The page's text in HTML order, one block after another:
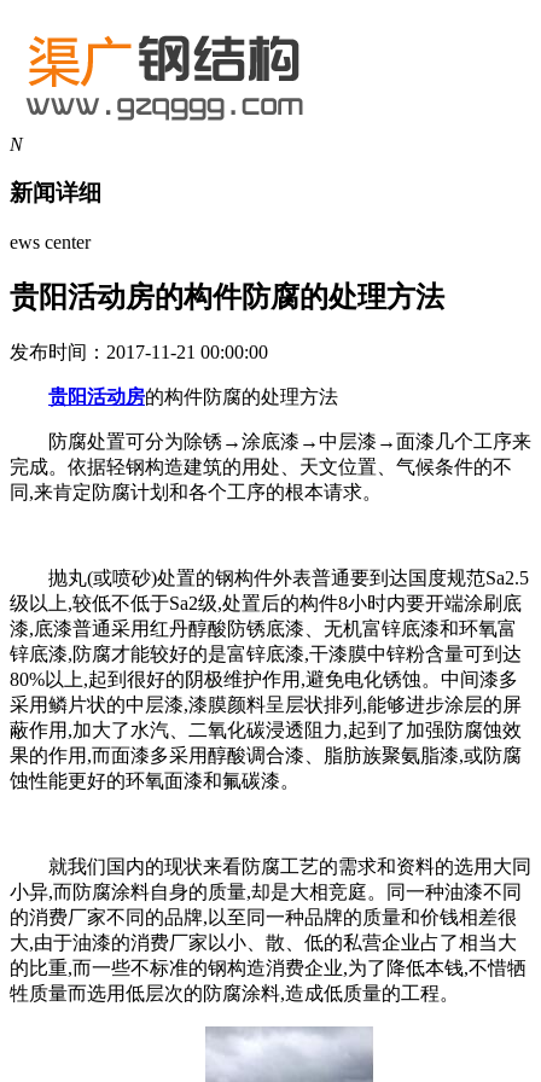
N
新闻详细
ews center
贵阳活动房的构件防腐的处理方法
发布时间：2017-11-21 00:00:00
贵阳活动房的构件防腐的处理方法
防腐处置可分为除锈→涂底漆→中层漆→面漆几个工序来
完成。依据轻钢构造建筑的用处、天文位置、气候条件的不
同,来肯定防腐计划和各个工序的根本请求。
抛丸(或喷砂)处置的钢构件外表普通要到达国度规范Sa2.5
级以上,较低不低于Sa2级,处置后的构件8小时内要开端涂刷底
漆,底漆普通采用红丹醇酸防锈底漆、无机富锌底漆和环氧富
锌底漆,防腐才能较好的是富锌底漆,干漆膜中锌粉含量可到达
80%以上,起到很好的阴极维护作用,避免电化锈蚀。中间漆多
采用鳞片状的中层漆,漆膜颜料呈层状排列,能够进步涂层的屏
蔽作用,加大了水汽、二氧化碳浸透阻力,起到了加强防腐蚀效
果的作用,而面漆多采用醇酸调合漆、脂肪族聚氨脂漆,或防腐
蚀性能更好的环氧面漆和氟碳漆。
就我们国内的现状来看防腐工艺的需求和资料的选用大同
小异,而防腐涂料自身的质量,却是大相竞庭。同一种油漆不同
的消费厂家不同的品牌,以至同一种品牌的质量和价钱相差很
大,由于油漆的消费厂家以小、散、低的私营企业占了相当大
的比重,而一些不标准的钢构造消费企业,为了降低本钱,不惜牺
牲质量而选用低层次的防腐涂料,造成低质量的工程。